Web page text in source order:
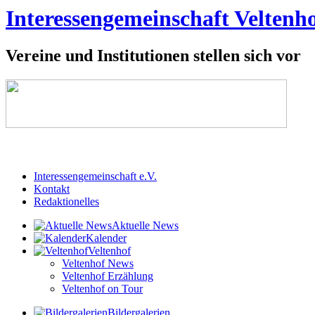
Interessengemeinschaft
Vereine und Institutionen stellen sich vor
Interessengemeinschaft e.V.
Kontakt
Redaktionelles
Aktuelle News
Kalender
Veltenhof
Veltenhof News
Veltenhof Erzählung
Veltenhof on Tour